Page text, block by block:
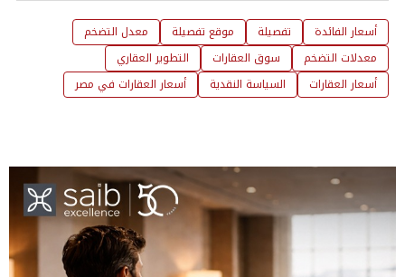
أسعار الفائدة تفصيلة موقع تفصيلة
معدل التضخم
معدلات التضخم
سوق العقارات
التطوير العقاري
أسعار العقارات
السياسة النقدية أسعار العقارات في مصر